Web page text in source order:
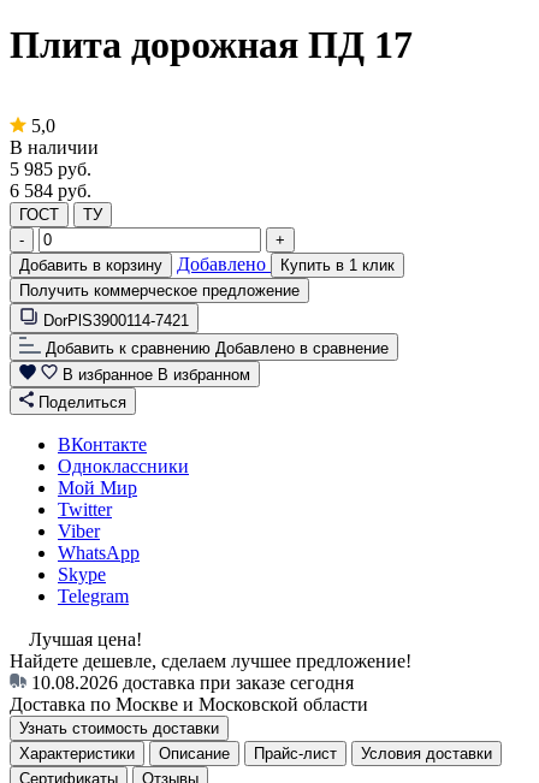
Плита дорожная ПД 17
5,0
В наличии
5 985 руб.
6 584 руб.
ГОСТ
ТУ
-
+
Добавить в корзину
Добавлено
Купить в 1 клик
Получить коммерческое предложение
DorPlS3900114-7421
Добавить к сравнению Добавлено в сравнение
В избранное В избранном
Поделиться
ВКонтакте
Одноклассники
Мой Мир
Twitter
Viber
WhatsApp
Skype
Telegram
Лучшая цена!
Найдете дешевле, сделаем лучшее предложение!
10.08.2026 доставка при заказе сегодня
Доставка по Москве и Московской области
Узнать стоимость доставки
Характеристики
Описание Прайс-лист
Условия доставки
Сертификаты
Отзывы